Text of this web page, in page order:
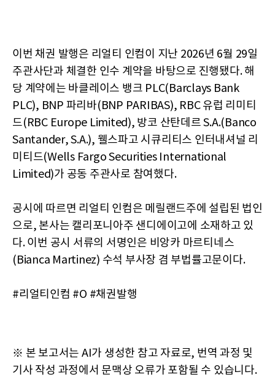
이번 채권 발행은 리얼티 인컴이 지난 2026년 6월 29일
주관사단과 체결한 인수 계약을 바탕으로 진행됐다. 해
당 계약에는 바클레이스 뱅크 PLC(Barclays Bank
PLC), BNP 파리바(BNP PARIBAS), RBC 유럽 리미티
드(RBC Europe Limited), 방코 산탄데르 S.A.(Banco
Santander, S.A.), 웰스파고 시큐리티스 인터내셔널 리
미티드(Wells Fargo Securities International
Limited)가 공동 주관사로 참여했다.
공시에 따르면 리얼티 인컴은 메릴랜드주에 설립된 법인
으로, 본사는 캘리포니아주 샌디에이고에 소재하고 있
다. 이번 공시 서류의 서명인은 비앙카 마르티네스
(Bianca Martinez) 수석 부사장 겸 부법률고문이다.
#리얼티인컴 #O #채권발행
※ 본 보고서는 AI가 생성한 참고 자료로, 번역 과정 및
기사 작성 과정에서 문맥상 오류가 포함될 수 있습니다.